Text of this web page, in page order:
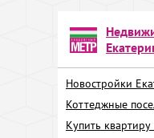
Новостройки
Коттеджные
Купить